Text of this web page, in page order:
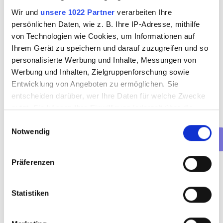
Wir und unsere 1022 Partner verarbeiten Ihre
persönlichen Daten, wie z. B. Ihre IP-Adresse, mithilfe
von Technologien wie Cookies, um Informationen auf
Ihrem Gerät zu speichern und darauf zuzugreifen und so
personalisierte Werbung und Inhalte, Messungen von
Werbung und Inhalten, Zielgruppenforschung sowie
Entwicklung von Angeboten zu ermöglichen. Sie
entscheiden darüber, wer Ihre Daten für welche Zwecke
nutzt. Sie können Ihre Einwilligung jederzeit über die
Trigger Symbol ändern oder widerrufen
Informationen über Ihre geografische Lage
können
bestimmten Merkmalen (Fingerprinting) identifizieren
Notwendig
Präferenzen
Statistiken
Welche Art von Termin möchtest
du buchen?
Vorstellungsgespräch (online)
Vorstellungsgespräch (persönlich)
Net(t)working-Event
Weiter